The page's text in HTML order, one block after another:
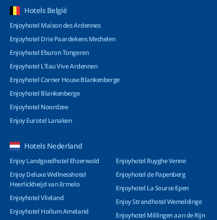
Hotels België
Enjoyhotel Maison des Ardennes
Enjoyhotel Drie Paardekens Mechelen
Enjoyhotel Eburon Tongeren
Enjoyhotel L’Eau Vive Ardennen
Enjoyhotel Corner House Blankenberge
Enjoyhotel Blankenberge
Enjoyhotel Noordzee
Enjoy Eurotel Lanaken
Hotels Nederland
Enjoy Landgoedhotel Ehzerwold
Enjoy Deluxe Wellnesshotel
Heerlickheijd van Ermelo
Enjoyhotel Vlieland
Enjoyhotel Hollum Ameland
Enjoyhotel Ruyghe Venne
Enjoyhotel de Papenberg
Enjoyhotel La Source Epen
Enjoy Strandhotel Wemeldinge
Enjoyhotel Millingen aan de Rijn